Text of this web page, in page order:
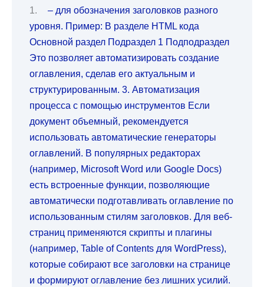
– для обозначения заголовков разного
уровня. Пример: В разделе HTML кода
Основной раздел Подраздел 1 Подподраздел
Это позволяет автоматизировать создание
оглавления, сделав его актуальным и
структурированным. 3. Автоматизация
процесса с помощью инструментов Если
документ объемный, рекомендуется
использовать автоматические генераторы
оглавлений. В популярных редакторах
(например, Microsoft Word или Google Docs)
есть встроенные функции, позволяющие
автоматически подготавливать оглавление по
использованным стилям заголовков. Для веб-
страниц применяются скрипты и плагины
(например, Table of Contents для WordPress),
которые собирают все заголовки на странице
и формируют оглавление без лишних усилий.